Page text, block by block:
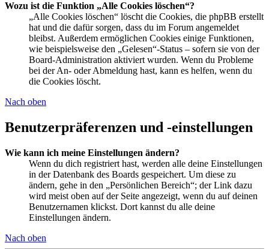
Wozu ist die Funktion „Alle Cookies löschen“?
„Alle Cookies löschen“ löscht die Cookies, die phpBB erstellt
hat und die dafür sorgen, dass du im Forum angemeldet
bleibst. Außerdem ermöglichen Cookies einige Funktionen,
wie beispielsweise den „Gelesen“-Status – sofern sie von der
Board-Administration aktiviert wurden. Wenn du Probleme
bei der An- oder Abmeldung hast, kann es helfen, wenn du
die Cookies löscht.
Nach oben
Benutzerpräferenzen und -einstellungen
Wie kann ich meine Einstellungen ändern?
Wenn du dich registriert hast, werden alle deine Einstellungen
in der Datenbank des Boards gespeichert. Um diese zu
ändern, gehe in den „Persönlichen Bereich“; der Link dazu
wird meist oben auf der Seite angezeigt, wenn du auf deinen
Benutzernamen klickst. Dort kannst du alle deine
Einstellungen ändern.
Nach oben